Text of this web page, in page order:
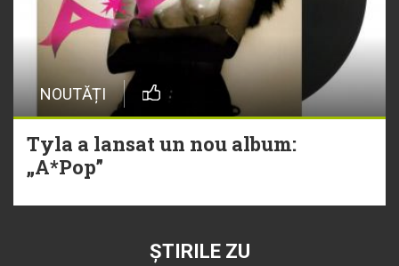
NOUTĂȚI
Tyla a lansat un nou album:
„A*Pop”
ȘTIRILE ZU